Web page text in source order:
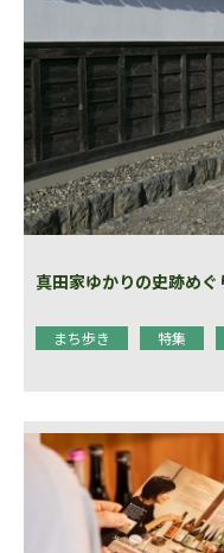
真田家ゆかりの史跡めぐ
まち歩き 特集